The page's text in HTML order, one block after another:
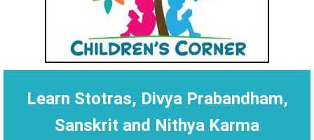
Learn Stotras, Divya Prabandham,
Sanskrit and Nithya Karma